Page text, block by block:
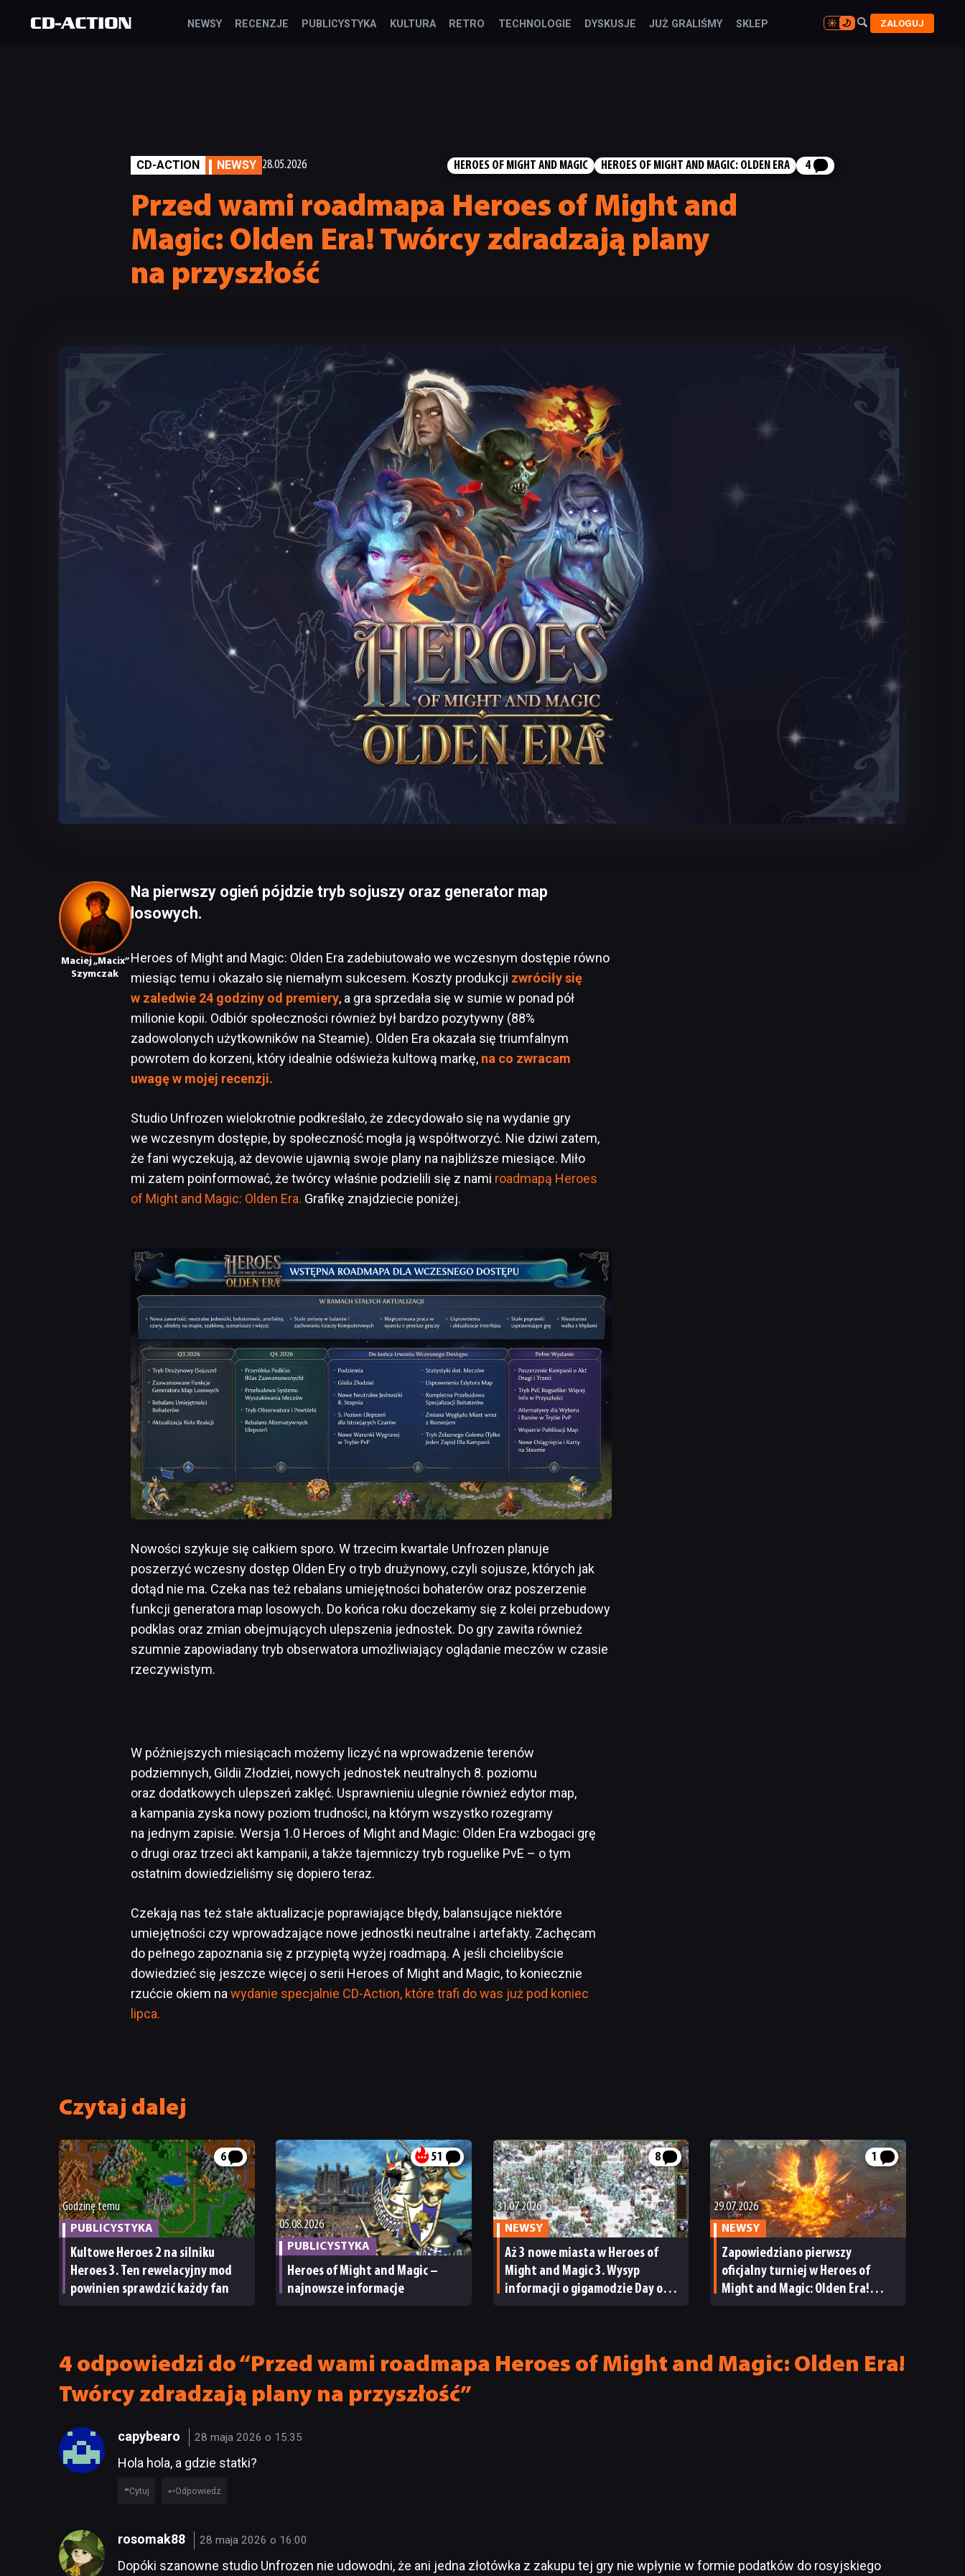
NEWSY RECENZJE PUBLICYSTYKA KULTURA RETRO TECHNOLOGIE DYSKUSJE JUŻ GRALIŚMY SKLEP 
 ZALOGUJ
CD-ACTION NEWSY 28.05.2026 HEROES OF MIGHT AND MAGIC HEROES OF MIGHT AND MAGIC: OLDEN ERA 4
Przed wami roadmapa Heroes of Might and
Magic: Olden Era! Twórcy zdradzają plany
na przyszłość
Maciej „Macix”
Szymczak
Na pierwszy ogień pójdzie tryb sojuszy oraz generator map
losowych.
Heroes of Might and Magic: Olden Era zadebiutowało we wczesnym dostępie równo
miesiąc temu i okazało się niemałym sukcesem. Koszty produkcji zwróciły się
w zaledwie 24 godziny od premiery, a gra sprzedała się w sumie w ponad pół
milionie kopii. Odbiór społeczności również był bardzo pozytywny (88%
zadowolonych użytkowników na Steamie). Olden Era okazała się triumfalnym
powrotem do korzeni, który idealnie odświeża kultową markę, na co zwracam
uwagę w mojej recenzji.
Studio Unfrozen wielokrotnie podkreślało, że zdecydowało się na wydanie gry
we wczesnym dostępie, by społeczność mogła ją współtworzyć. Nie dziwi zatem,
że fani wyczekują, aż devowie ujawnią swoje plany na najbliższe miesiące. Miło
mi zatem poinformować, że twórcy właśnie podzielili się z nami roadmapą Heroes
of Might and Magic: Olden Era. Grafikę znajdziecie poniżej.
Nowości szykuje się całkiem sporo. W trzecim kwartale Unfrozen planuje
poszerzyć wczesny dostęp Olden Ery o tryb drużynowy, czyli sojusze, których jak
dotąd nie ma. Czeka nas też rebalans umiejętności bohaterów oraz poszerzenie
funkcji generatora map losowych. Do końca roku doczekamy się z kolei przebudowy
podklas oraz zmian obejmujących ulepszenia jednostek. Do gry zawita również
szumnie zapowiadany tryb obserwatora umożliwiający oglądanie meczów w czasie
rzeczywistym.
W późniejszych miesiącach możemy liczyć na wprowadzenie terenów
podziemnych, Gildii Złodziei, nowych jednostek neutralnych 8. poziomu
oraz dodatkowych ulepszeń zaklęć. Usprawnieniu ulegnie również edytor map,
a kampania zyska nowy poziom trudności, na którym wszystko rozegramy
na jednym zapisie. Wersja 1.0 Heroes of Might and Magic: Olden Era wzbogaci grę
o drugi oraz trzeci akt kampanii, a także tajemniczy tryb roguelike PvE – o tym
ostatnim dowiedzieliśmy się dopiero teraz.
Czekają nas też stałe aktualizacje poprawiające błędy, balansujące niektóre
umiejętności czy wprowadzające nowe jednostki neutralne i artefakty. Zachęcam
do pełnego zapoznania się z przypiętą wyżej roadmapą. A jeśli chcielibyście
dowiedzieć się jeszcze więcej o serii Heroes of Might and Magic, to koniecznie
rzućcie okiem na wydanie specjalnie CD-Action, które trafi do was już pod koniec
lipca.
Czytaj dalej
6
Godzinę temu
PUBLICYSTYKA
Kultowe Heroes 2 na silniku
Heroes 3. Ten rewelacyjny mod
powinien sprawdzić każdy fan
51
05.08.2026
PUBLICYSTYKA
Heroes of Might and Magic –
najnowsze informacje
8
31.07.2026
NEWSY
Aż 3 nowe miasta w Heroes of
Might and Magic 3. Wysyp
informacji o gigamodzie Day of
1
29.07.2026
NEWSY
Zapowiedziano pierwszy
oficjalny turniej w Heroes of
Might and Magic: Olden Era!
4 odpowiedzi do “Przed wami roadmapa Heroes of Might and Magic: Olden Era!
Twórcy zdradzają plany na przyszłość”
capybearo 28 maja 2026 o 15:35
Hola hola, a gdzie statki?
Cytuj Odpowiedz
rosomak88 28 maja 2026 o 16:00
Dopóki szanowne studio Unfrozen nie udowodni, że ani jedna złotówka z zakupu tej gry nie wpłynie w formie podatków do rosyjskiego